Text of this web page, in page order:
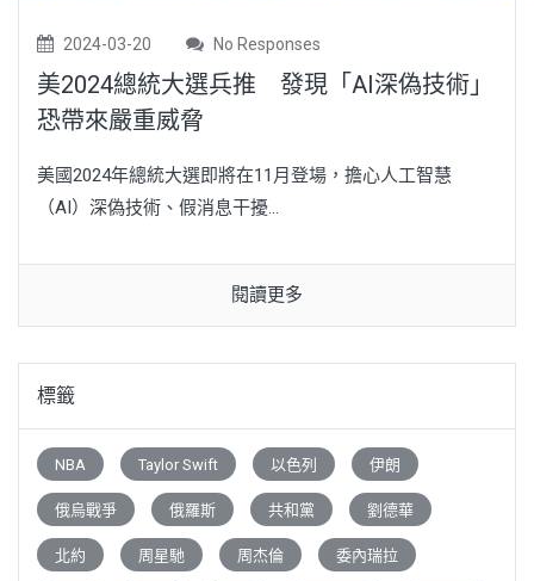
2024-03-20 No Responses
美2024總統大選兵推 發現「AI深偽技術」
恐帶來嚴重威脅
美國2024年總統大選即將在11月登場，擔心人工智慧
（AI）深偽技術、假消息干擾...
閱讀更多
標籤
NBA Taylor Swift 以色列 伊朗
俄烏戰爭 俄羅斯 共和黨 劉德華
北約 周星馳 周杰倫 委內瑞拉